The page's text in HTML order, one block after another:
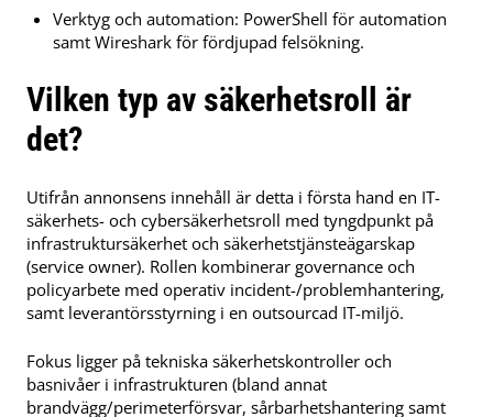
Verktyg och automation: PowerShell för automation
samt Wireshark för fördjupad felsökning.
Vilken typ av säkerhetsroll är
det?
Utifrån annonsens innehåll är detta i första hand en IT-
säkerhets- och cybersäkerhetsroll med tyngdpunkt på
infrastruktursäkerhet och säkerhetstjänsteägarskap
(service owner). Rollen kombinerar governance och
policyarbete med operativ incident-/problemhantering,
samt leverantörsstyrning i en outsourcad IT-miljö.
Fokus ligger på tekniska säkerhetskontroller och
basnivåer i infrastrukturen (bland annat
brandvägg/perimeterförsvar, sårbarhetshantering samt